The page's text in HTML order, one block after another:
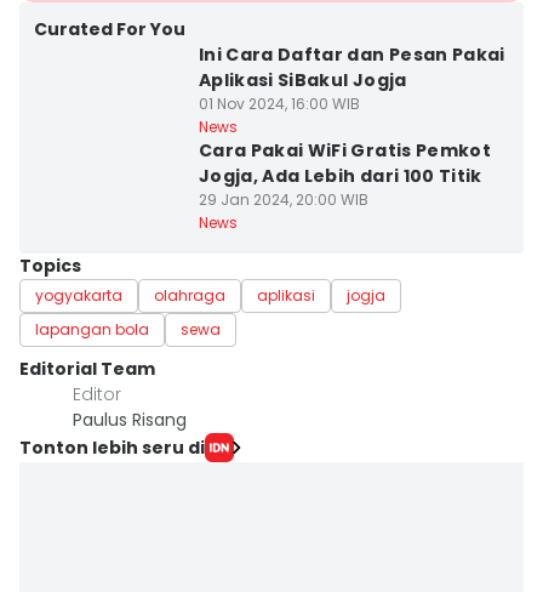
Curated For You
Ini Cara Daftar dan Pesan Pakai
Aplikasi SiBakul Jogja
01 Nov 2024, 16:00 WIB
News
Cara Pakai WiFi Gratis Pemkot
Jogja, Ada Lebih dari 100 Titik
29 Jan 2024, 20:00 WIB
News
Topics
yogyakarta olahraga aplikasi
jogja
lapangan bola
sewa
Editorial Team
Editor
Paulus Risang
Tonton lebih seru di